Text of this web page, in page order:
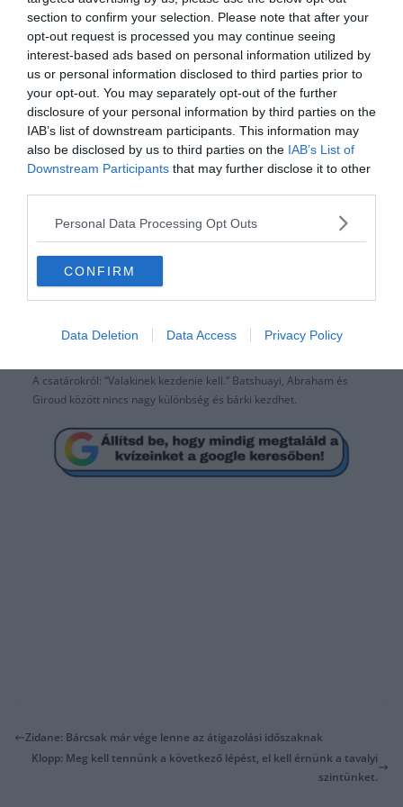
section to confirm your selection. Please note that after your
opt-out request is processed you may continue seeing
interest-based ads based on personal information utilized by
us or personal information disclosed to third parties prior to
your opt-out. You may separately opt-out of the further
disclosure of your personal information by third parties on the
IAB’s list of downstream participants. This information may
also be disclosed by us to third parties on the IAB’s List of
Downstream Participants that may further disclose it to other
Personal Data Processing Opt Outs
CONFIRM
Data Deletion Data Access Privacy Policy
“A Norwichnak megvan a maga stílusa és ragaszkodnak hozzá.
Szerintem ez a helyes út. Jó csapatuk van egy jó edzővel.”
Felveheti-e más csapat is a versenyt a Man. Cityvel és a
Liverpoollal?: “Természetes, hogy tavaly a többiek előtt járt ez a két
csapat, de nem hiszem, hogy le lehetne írni a többi csapatot.”
B-tervről: “Mindig különböző szituációkra készülünk. Nem csak a
játék stílusra. Korábban már említettem a személyiséget, nem
rossz értelemben, most arról beszélek, hogy kellenek a hangadók a
pályán és talán ez hiányzik most.”
Mountról: “Nagyszerűen kezeli a helyzetét. Nem könnyű amikor
bedobnak a mély vízbe a Premier Leagueban és ez az emberek
óriási érdeklődésével jár. Megvan hozzá a személyisége.”
beszélünk. Akkor is amikor én hagytam abba a focit. Kemény
időszaka volt itt, de voltak óriási pillanatai is.”
A csatárokról: “Valakinek kezdenie kell.” Batshuayi, Abraham és
Giroud között nincs nagy különbség és bárki kezdhet.
Zidane: Bárcsak már vége lenne az átigazolási időszaknak
Klopp: Meg kell tennünk a következő lépést, el kell érnünk a tavalyi
szintünket.